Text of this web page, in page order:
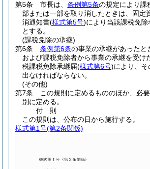
第5条
市長は、 条例第5条の規定により課
部または一部を取り消したときは、固定
消通知書(様式第5号)により当該課税免
とする。
(課税免除の承継)
第6条
条例第6条の事業の承継があったと
および課税免除者から事業の承継を受け
税課税免除承継届(様式第6号)により、
出なければならない。
(その他)
第7条
この規則に定めるもののほか、必
別に定める。
付 則
この規則は、公布の日から施行する。
様式第1号(第2条関係)